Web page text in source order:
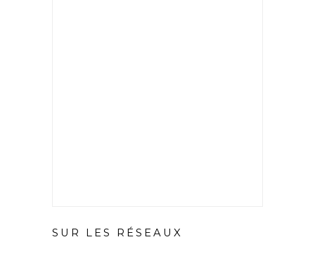
SUR LES RÉSEAUX